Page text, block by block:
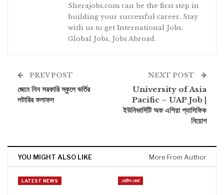
Sherajobs.com can be the first step in
building your successful career. Stay
with us to get International Jobs,
Global Jobs, Jobs Abroad.
PREV POST
জেনে নিন সরকারি স্কুলে ভর্তির
লটারির ফলাফল
NEXT POST
University of Asia
Pacific – UAP Job |
ইউনিভার্সিটি অফ এশিয়া প্যাসিফিক
নিয়োগ
YOU MIGHT ALSO LIKE More From Author
LATEST NEWS নোটিশ বোর্ড